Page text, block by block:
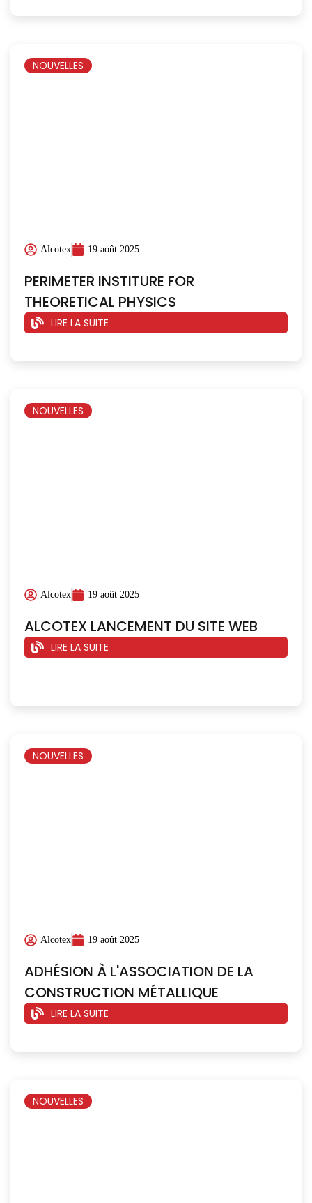
NOUVELLES
Alcotex 19 août 2025
PERIMETER INSTITURE FOR
THEORETICAL PHYSICS
LIRE LA SUITE
NOUVELLES
Alcotex 19 août 2025
ALCOTEX LANCEMENT DU SITE WEB
LIRE LA SUITE
NOUVELLES
Alcotex 19 août 2025
ADHÉSION À L'ASSOCIATION DE LA
CONSTRUCTION MÉTALLIQUE
LIRE LA SUITE
NOUVELLES